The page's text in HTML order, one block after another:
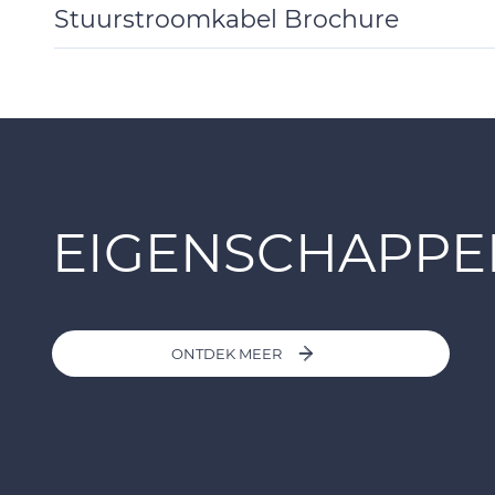
Stuurstroomkabel Brochure
Toggle
ONTDEK MEER